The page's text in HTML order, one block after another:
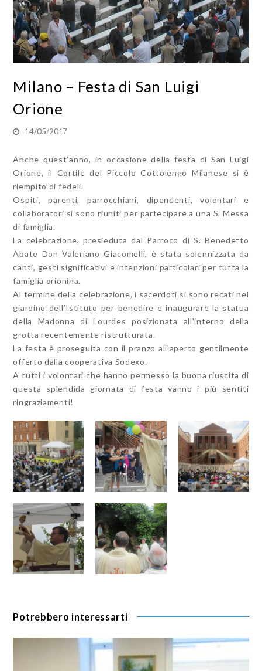
Milano – Festa di San Luigi
Orione
14/05/2017
Anche quest’anno, in occasione della festa di San Luigi
Orione, il Cortile del Piccolo Cottolengo Milanese si è
riempito di fedeli.
Ospiti, parenti, parrocchiani, dipendenti, volontari e
collaboratori si sono riuniti per partecipare a una S. Messa
di famiglia.
La celebrazione, presieduta dal Parroco di S. Benedetto
Abate Don Valeriano Giacomelli, è stata solennizzata da
canti, gesti significativi e intenzioni particolari per tutta la
famiglia orionina.
Al termine della celebrazione, i sacerdoti si sono recati nel
giardino dell’Istituto per benedire e inaugurare la statua
della Madonna di Lourdes posizionata all’interno della
grotta recentemente ristrutturata.
La festa è proseguita con il pranzo all’aperto gentilmente
offerto dalla cooperativa Sodexo.
A tutti i volontari che hanno permesso la buona riuscita di
questa splendida giornata di festa vanno i più sentiti
ringraziamenti!
Potrebbero interessarti